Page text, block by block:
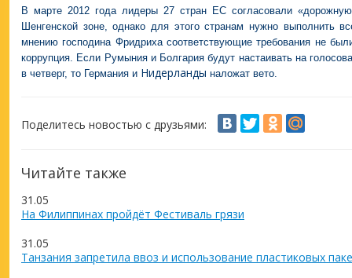
В марте 2012 года лидеры 27 стран ЕС согласовали
Шенгенской зоне, однако для этого странам нужно выполнить
мнению господина Фридриха соответствующие требования не
коррупция. Если Румыния и Болгария будут настаивать на
в четверг, то Германия и Нидерланды наложат вето.
Поделитесь новостью с друзьями:
Читайте также
31.05
На Филиппинах пройдёт Фестиваль грязи
31.05
Танзания запретила ввоз и использование пластиковых